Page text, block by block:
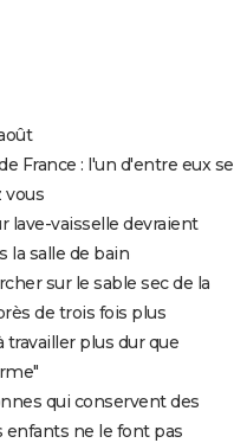
France : l'un d'entre eux se
vous
lave-vaisselle devraient
la salle de bain
sur le sable sec de la
de trois fois plus
travailler plus dur que
qui conservent des
enfants ne le font pas